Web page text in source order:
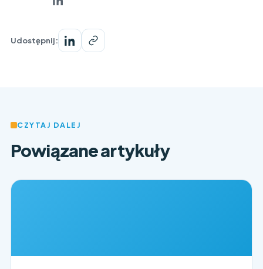
Udostępnij:
CZYTAJ DALEJ
Powiązane artykuły